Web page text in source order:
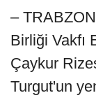
–
Birliği Vakfı
Çaykur
Turgut'un